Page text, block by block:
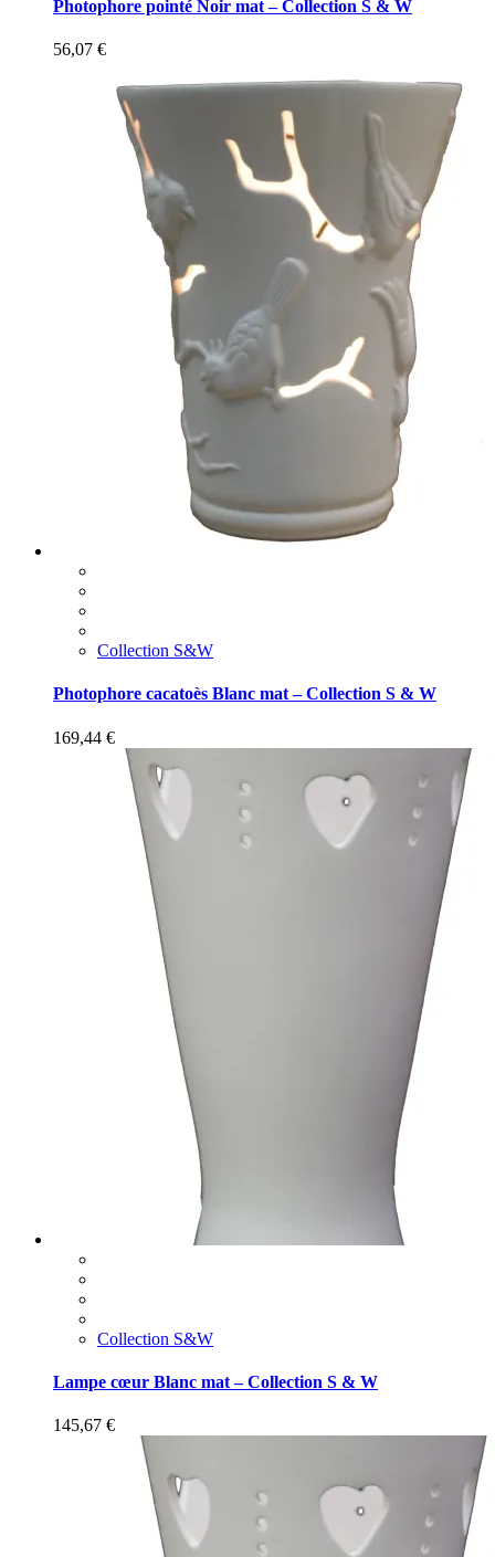
Photophore pointé Noir mat – Collection S & W
56,07 €
Collection S&W
Photophore cacatoès Blanc mat – Collection S & W
169,44 €
Collection S&W
Lampe cœur Blanc mat – Collection S & W
145,67 €